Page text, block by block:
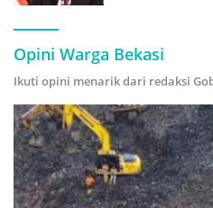
Opini Warga Bekasi
Ikuti opini menarik dari redaksi